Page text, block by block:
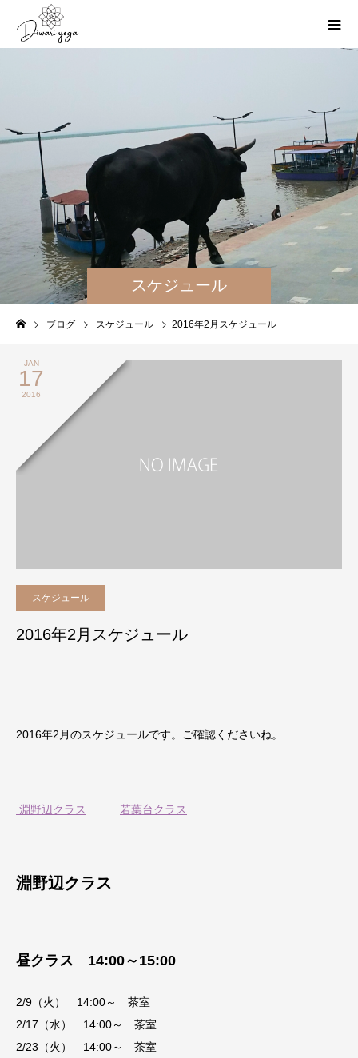
スケジュール
ブログ スケジュール 2016年2月スケジュール
JAN
17
2016
スケジュール
2016年2月スケジュール
2016年2月のスケジュールです。ご確認くださいね。
淵野辺クラス 若葉台クラス
淵野辺クラス
昼クラス 14:00～15:00
2/9（火） 14:00～ 茶室
2/17（水） 14:00～ 茶室
2/23（火） 14:00～ 茶室